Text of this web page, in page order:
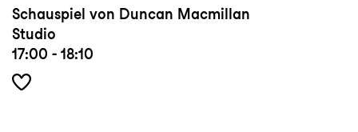
Schauspiel von Duncan Macmillan
Studio
17:00 - 18:10